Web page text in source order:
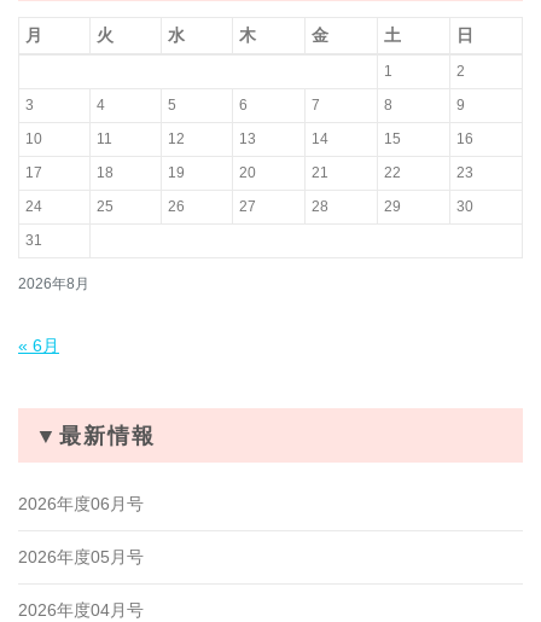
2026年8月
月 火 水 木 金 土 日
1
2
3
4 5 6 7 8
9
10
11 12 13 14 15
16
17
18 19 20 21 22
23
24
25 26 27 28 29
30
31
« 6月
▼最新情報
2026年度06月号
2026年度05月号
2026年度04月号